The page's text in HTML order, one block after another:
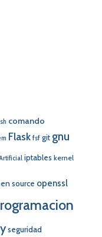
comando
Flask fsf git gnu
iptables kernel
source openssl
seguridad